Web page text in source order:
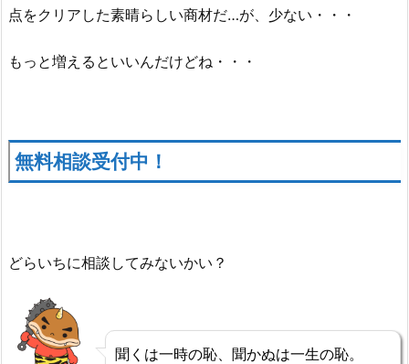
点をクリアした素晴らしい商材だ…が、少ない・・・
もっと増えるといいんだけどね・・・
無料相談受付中！
どらいちに相談してみないかい？
聞くは一時の恥、聞かぬは一生の恥。